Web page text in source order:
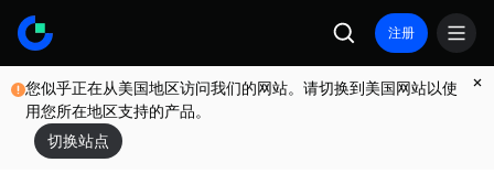
注册
您似乎正在从美国地区访问我们的网站。请切换到美国网站以使
用您所在地区支持的产品。
切换站点